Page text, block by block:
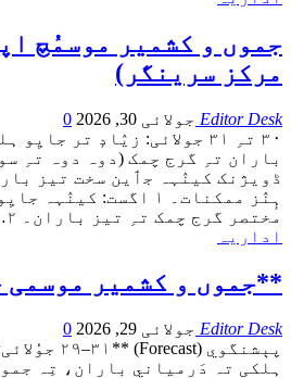
جموں و کشمیر موسمُچ
مرکز سرینگر)
Editor Desk جولائی 30, 2026
0
۳۰ تہِ ۳۱ جولائی: زیٛادٕ تر
باران تہِ گرج چمک (دوہ دوہ تہِ
ڈویژنک کینٛہہ جٲین سخت تیز
ہٕنٛز ممکنات۔
۱ اگست: کینٛہہ
مختصر گرج چمک تہِ تیز باران۔
۲
اداریہ
**جموں و كشمیر موسمی
Editor Desk جولائی 29, 2026
0
پېشنگوي (Forecast)
**۲۹–۳۱
ہلکی تہ دَرمياني باران، تِہ